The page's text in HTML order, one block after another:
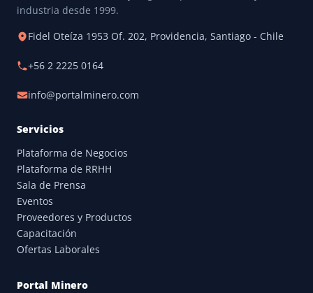
industria desde 1999.
Fidel Oteíza 1953 Of. 202, Providencia, Santiago - Chile
+56 2 2225 0164
info@portalminero.com
Servicios
Plataforma de Negocios
Plataforma de RRHH
Sala de Prensa
Eventos
Proveedores y Productos
Capacitación
Ofertas Laborales
Portal Minero